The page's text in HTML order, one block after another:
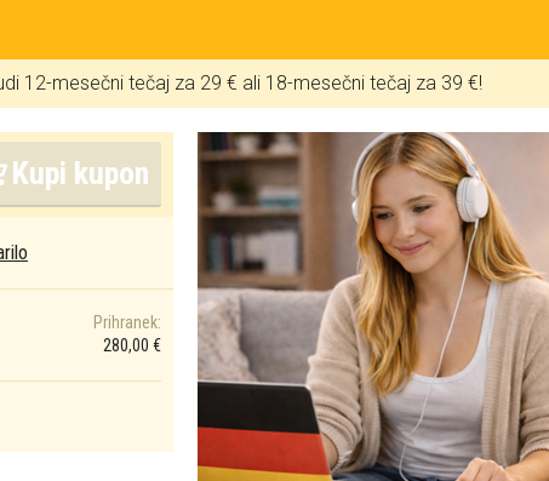
12-mesečni tečaj za 29 € ali 18-mesečni tečaj za 39 €!
kupon
Prihranek:
280,00 €